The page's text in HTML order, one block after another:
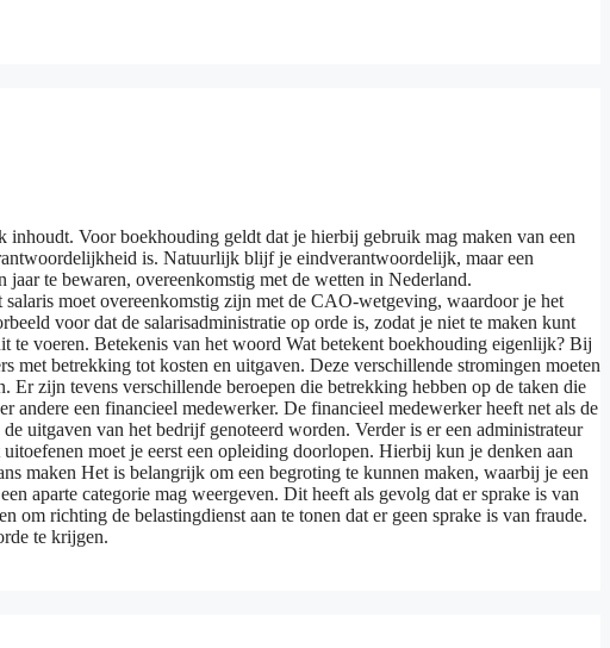
Voor boekhouding geldt dat je hierbij gebruik mag maken van een
is. Natuurlijk blijf je eindverantwoordelijk, maar een
te bewaren, overeenkomstig met de wetten in Nederland.
moet overeenkomstig zijn met de CAO-wetgeving, waardoor je het
voor dat de salarisadministratie op orde is, zodat je niet te maken kunt
te voeren. Betekenis van het woord Wat betekent boekhouding eigenlijk? Bij
betrekking tot kosten en uitgaven. Deze verschillende stromingen moeten
zijn tevens verschillende beroepen die betrekking hebben op de taken die
een financieel medewerker. De financieel medewerker heeft net als de
uitgaven van het bedrijf genoteerd worden. Verder is er een administrateur
moet je eerst een opleiding doorlopen. Hierbij kun je denken aan
maken Het is belangrijk om een begroting te kunnen maken, waarbij je een
aparte categorie mag weergeven. Dit heeft als gevolg dat er sprake is van
richting de belastingdienst aan te tonen dat er geen sprake is van fraude.
te krijgen.